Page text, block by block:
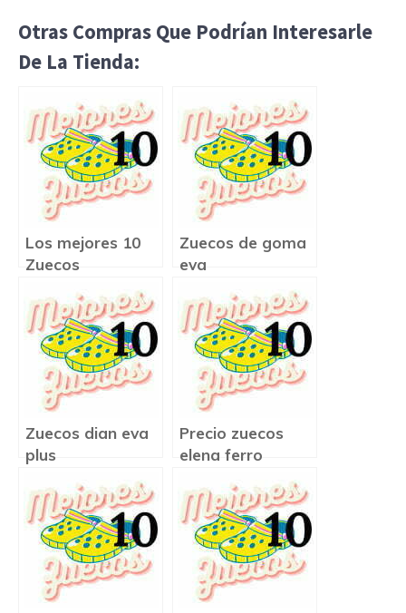
Otras Compras Que Podrían Interesarle
De La Tienda:
Los mejores 10
Zuecos
Zuecos de goma
eva
Zuecos dian eva
plus
Precio zuecos
elena ferro